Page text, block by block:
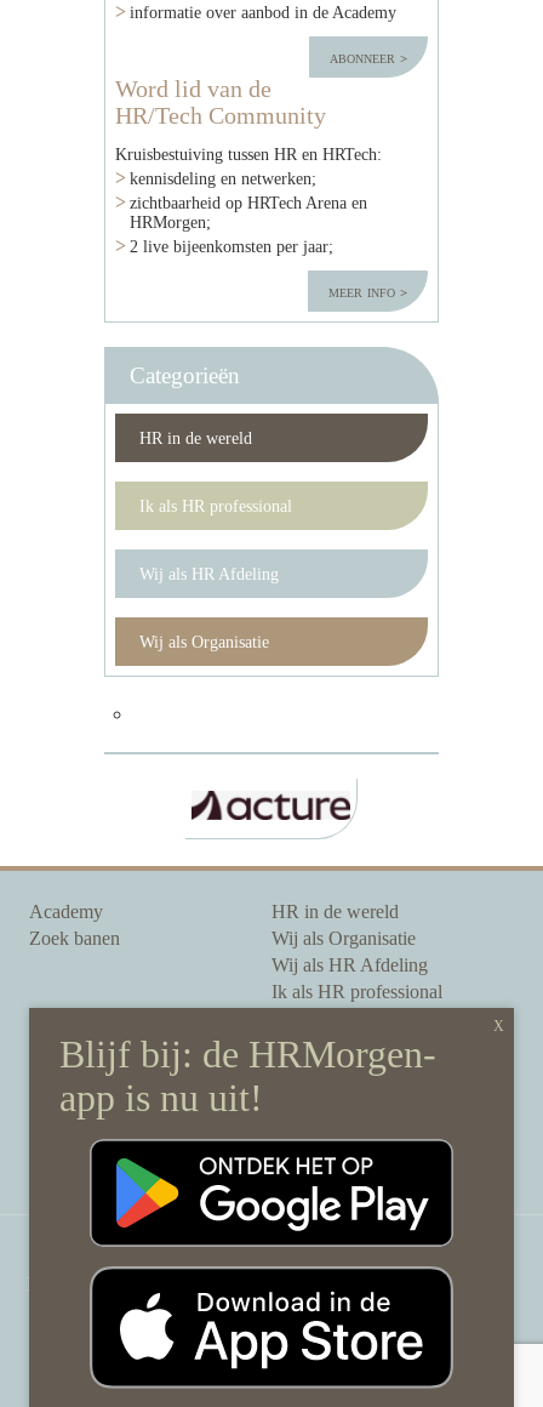
informatie over aanbod in de Academy
abonneer
Word lid van de
HR/Tech Community
Kruisbestuiving tussen HR en HRTech:
kennisdeling en netwerken;
zichtbaarheid op HRTech Arena en
HRMorgen;
2 live bijeenkomsten per jaar;
meer info
Categorieën
HR in de wereld
Ik als HR professional
Wij als HR Afdeling
Wij als Organisatie
Academy
Zoek banen
HR in de wereld
Wij als Organisatie
Wij als HR Afdeling
Ik als HR professional
Onze auteurs
Onze partners
Sponsoring
Over HRMorgen
Disclaimer & gedragscode
HRMorgen.nl